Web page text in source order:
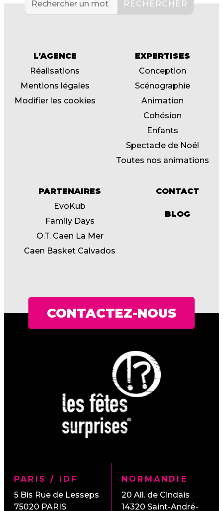
L’AGENCE
Réalisations
Mentions légales
Modifier les cookies
EXPERTISES
Conception
Scénographie
Animation
Cohésion
Enfants
Spectacle de Noël
Toutes nos animations
PARTENAIRES
EvoKub
Family Days
O.T. Caen La Mer
Caen Basket Calvados
CONTACT
BLOG
CONTACTEZ-NOUS
PARIS / IDF
5 Bis Rue de Lesseps
75020 PARIS
NORMANDIE
20 All. de Cindais
14320 Saint-André-